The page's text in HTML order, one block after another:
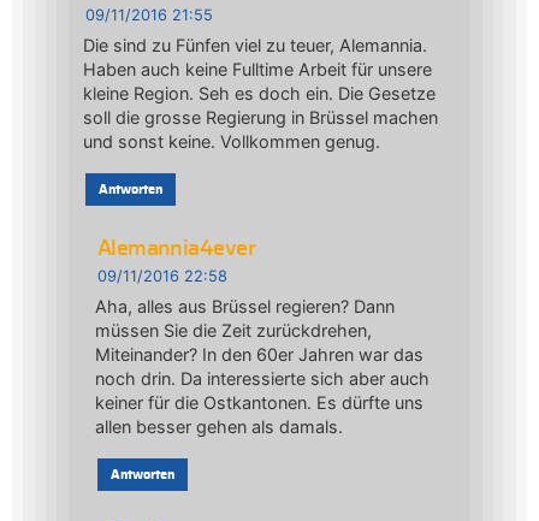
09/11/2016 21:55
Die sind zu Fünfen viel zu teuer, Alemannia.
Haben auch keine Fulltime Arbeit für unsere
kleine Region. Seh es doch ein. Die Gesetze
soll die grosse Regierung in Brüssel machen
und sonst keine. Vollkommen genug.
Antworten
Alemannia4ever
09/11/2016 22:58
Aha, alles aus Brüssel regieren? Dann
müssen Sie die Zeit zurückdrehen,
Miteinander? In den 60er Jahren war das
noch drin. Da interessierte sich aber auch
keiner für die Ostkantonen. Es dürfte uns
allen besser gehen als damals.
Antworten